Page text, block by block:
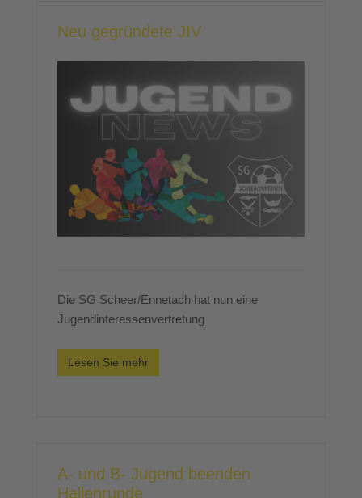
Neu gegründete JIV
Die SG Scheer/Ennetach hat nun eine
Jugendinteressenvertretung
Lesen Sie mehr
A- und B- Jugend beenden
Hallenrunde